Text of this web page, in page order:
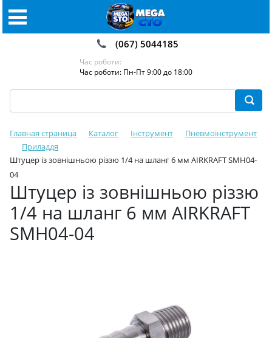
(067) 5044185
Час роботи:
Час роботи: Пн-Пт 9:00 до 18:00
Главная страница Каталог Інструмент
Пневмоінструмент
Приладдя
Штуцер із зовнішньою різзю 1/4 на шланг 6 мм AIRKRAFT SMH04-
04
Штуцер із зовнішньою різзю
1/4 на шланг 6 мм AIRKRAFT
SMH04-04